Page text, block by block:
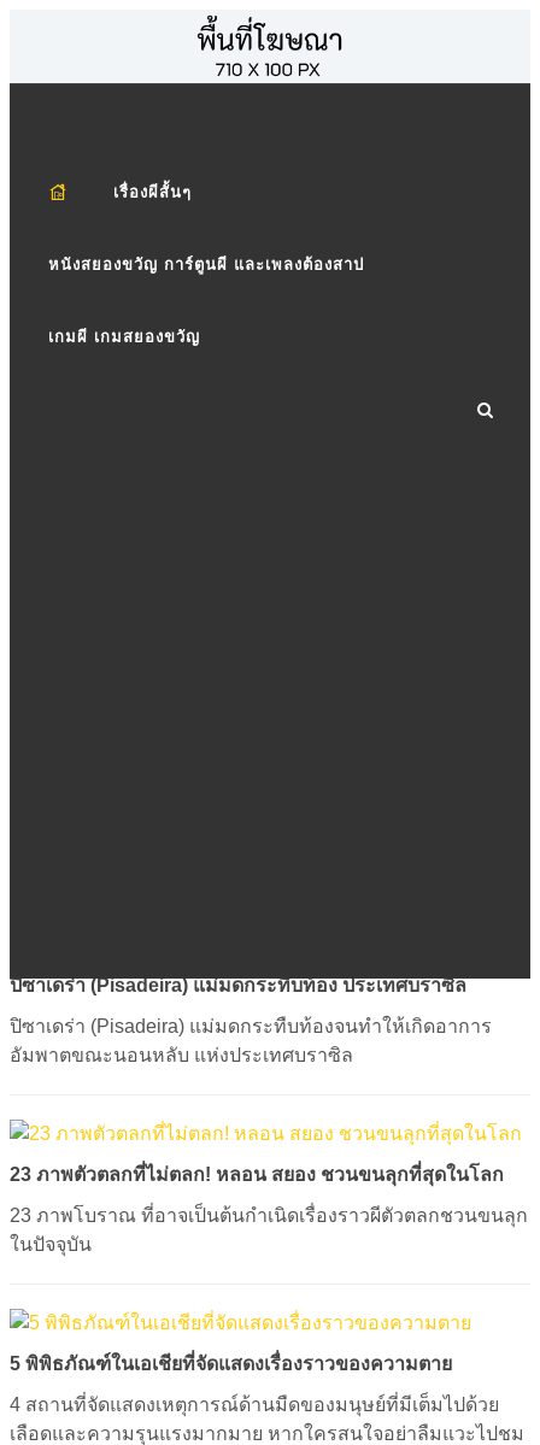
เรื่องผีสั้นๆ
หนังสยองขวัญ การ์ตูนผี และเพลงต้องสาป
เกมผี เกมสยองขวัญ
ปิซาเดร่า (Pisadeira) แม่มดกระทืบท้อง ประเทศบราซิล
ปิซาเดร่า (Pisadeira) แม่มดกระทืบท้องจนทำให้เกิดอาการ
อัมพาตขณะนอนหลับ แห่งประเทศบราซิล
23 ภาพตัวตลกที่ไม่ตลก! หลอน สยอง ชวนขนลุกที่สุดในโลก
23 ภาพโบราณ ที่อาจเป็นต้นกำเนิดเรื่องราวผีตัวตลกชวนขนลุก
ในปัจจุบัน
5 พิพิธภัณฑ์ในเอเชียที่จัดแสดงเรื่องราวของความตาย
4 สถานที่จัดแสดงเหตุการณ์ด้านมืดของมนุษย์ที่มีเต็มไปด้วย
เลือดและความรุนแรงมากมาย หากใครสนใจอย่าลืมแวะไปชม